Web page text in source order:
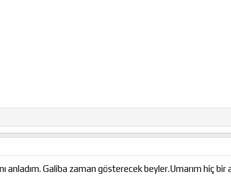
anladım. Galiba zaman gösterecek beyler.Umarım hiç